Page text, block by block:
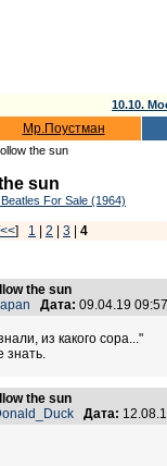
10.10.
Мр.Поустман
the sun
sun
For Sale (1964)
<<] 1 2 3
4
the sun
Дата: 09.04.19
из какого сора..."
знать.
the sun
Дата: